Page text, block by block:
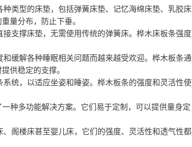
类型的床垫，包括弹簧床垫、记忆海绵床垫、乳胶床
量分布，防止下垂。
支撑床垫，无需使用传统的弹簧床。桦木床板条强度
缓解各种睡眠相关问题而越来越受欢迎。桦木板条通
供稳定的支撑。
统，以适应坐姿和睡姿。桦木板条的强度和灵活性使
种多功能解决方案。它们易于定制，可以提供量身定
阁楼床甚至婴儿床，它们的强度、灵活性和透气性都